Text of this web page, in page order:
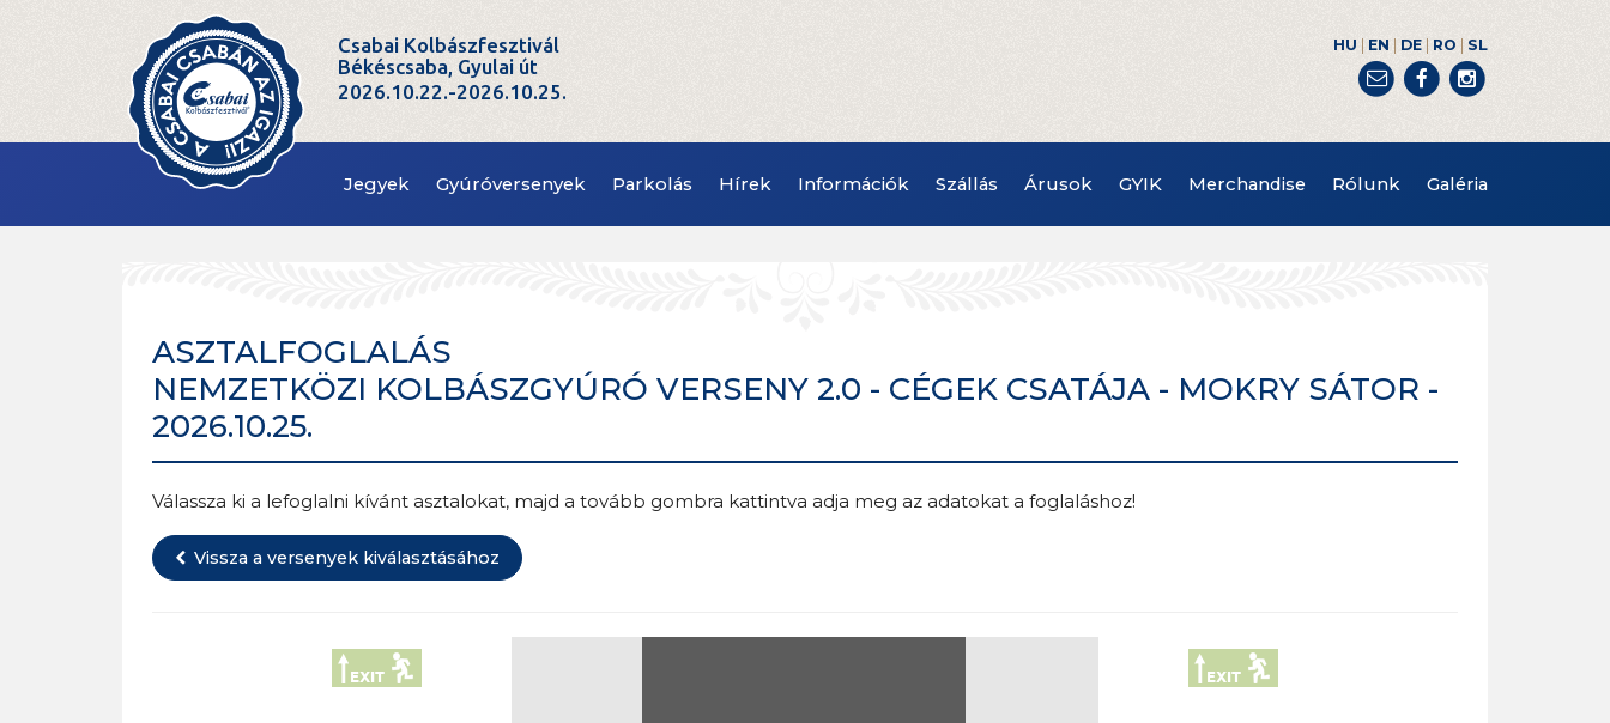
Csabai Kolbászfesztivál
Békéscsaba, Gyulai út
2026.10.22.-2026.10.25.
HU | EN | DE | RO | SL
Jegyek Gyúróversenyek Parkolás Hírek Információk Szállás Árusok GYIK Merchandise Rólunk Galéria
Asztalok törlése
ASZTALFOGLALÁS
NEMZETKÖZI KOLBÁSZGYÚRÓ VERSENY 2.0 - CÉGEK CSATÁJA - MOKRY SÁTOR -
2026.10.25.
Válassza ki a lefoglalni kívánt asztalokat, majd a tovább gombra kattintva adja meg az adatokat a foglaláshoz!
Vissza a versenyek kiválasztásához